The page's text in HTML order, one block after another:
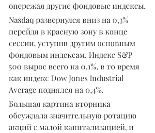
опережая другие фондовые индексы.
Nasdaq развернулся вниз на 0,3%
перейдя в красную зону в конце
сессии, уступив другим основным
фондовым индексам. Индекс S&P
500 вырос всего на 0,1%, в то время
как индекс Dow Jones Industrial
Average поднялся на 0,4%.
Большая картина вторника
обсуждала значительную ротацию
акций с малой капитализацией, и